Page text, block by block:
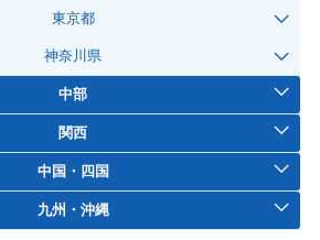
東京都
神奈川県
中部
関西
中国・四国
九州・沖縄